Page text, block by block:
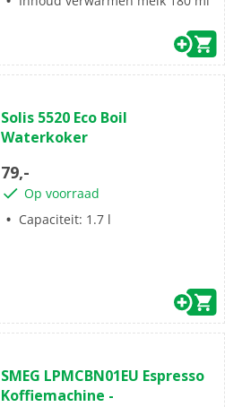
van
de
sterren.
Solis 5520 Eco Boil
Waterkoker
79,-
Op voorraad
Capaciteit: 1.7 l
van
de
SMEG LPMCBN01EU Espresso
Koffiemachine -